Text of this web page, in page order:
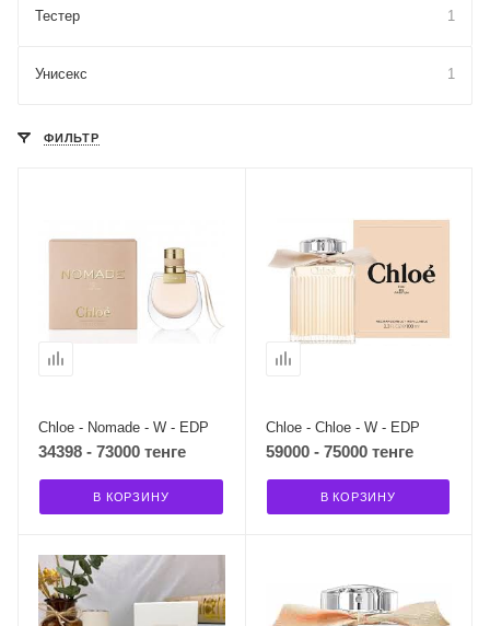
Тестер 1
Унисекс 1
ФИЛЬТР
Chloe - Nomade - W - EDP
34398 - 73000 тенге
В КОРЗИНУ
Chloe - Chloe - W - EDP
59000 - 75000 тенге
В КОРЗИНУ